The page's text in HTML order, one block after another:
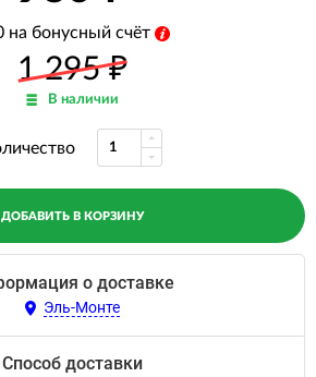
на бонусный счёт
1 295₽
В наличии
ДОБАВИТЬ В КОРЗИНУ
о доставке
Эль-Монте
Способ доставки